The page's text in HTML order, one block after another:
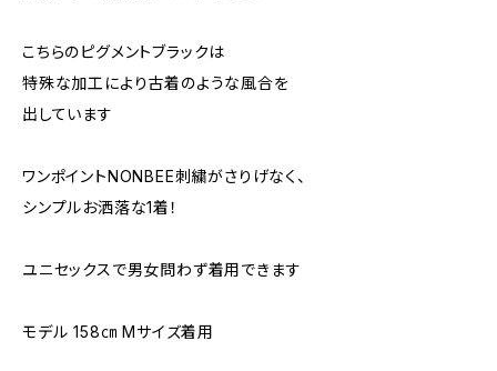
こちらのピグメントブラックは
特殊な加工により古着のような風合を
出しています
ワンポイントNONBEE刺繍がさりげなく、
シンプルお洒落な1着！
ユニセックスで男女問わず着用できます
モデル 158㎝ Mサイズ着用